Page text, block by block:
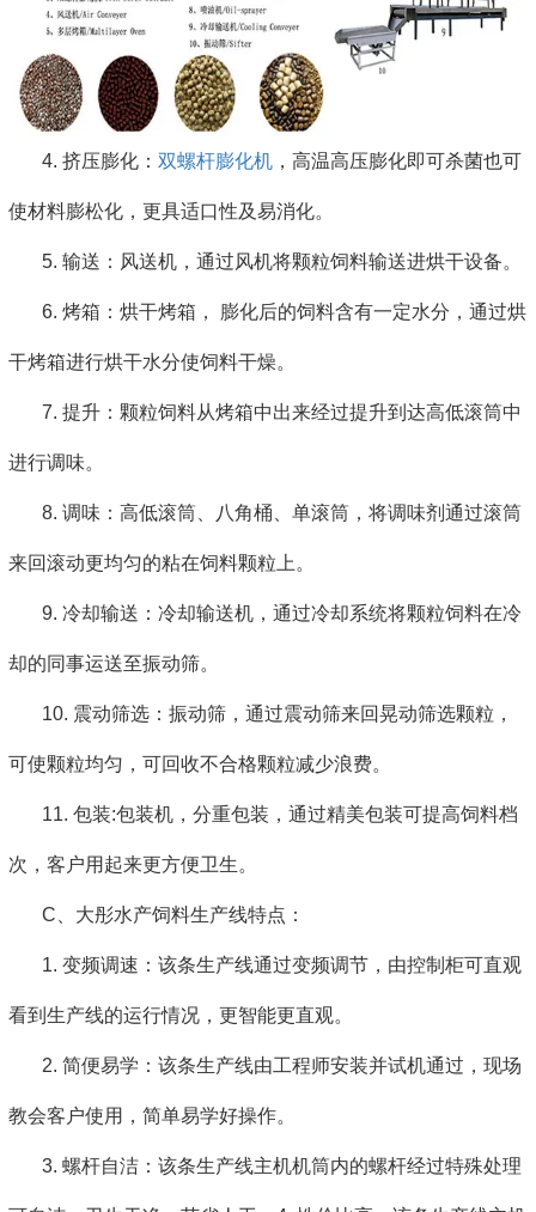
4. 挤压膨化： 双螺杆膨化机 ，高温高压膨化即可杀菌也可
使材料膨松化，更具适口性及易消化。
5. 输送：风送机，通过风机将颗粒饲料输送进烘干设备。
6. 烤箱：烘干烤箱， 膨化后的饲料含有一定水分，通过烘
干烤箱进行烘干水分使饲料干燥。
7. 提升：颗粒饲料从烤箱中出来经过提升到达高低滚筒中
进行调味。
8. 调味：高低滚筒、八角桶、单滚筒，将调味剂通过滚筒
来回滚动更均匀的粘在饲料颗粒上。
9. 冷却输送：冷却输送机，通过冷却系统将颗粒饲料在冷
却的同事运送至振动筛。
10. 震动筛选：振动筛，通过震动筛来回晃动筛选颗粒，
可使颗粒均匀，可回收不合格颗粒减少浪费。
11. 包装:包装机，分重包装，通过精美包装可提高饲料档
次，客户用起来更方便卫生。
C、大彤水产饲料生产线特点：
1. 变频调速：该条生产线通过变频调节，由控制柜可直观
看到生产线的运行情况，更智能更直观。
2. 简便易学：该条生产线由工程师安装并试机通过，现场
教会客户使用，简单易学好操作。
3. 螺杆自洁：该条生产线主机机筒内的螺杆经过特殊处理